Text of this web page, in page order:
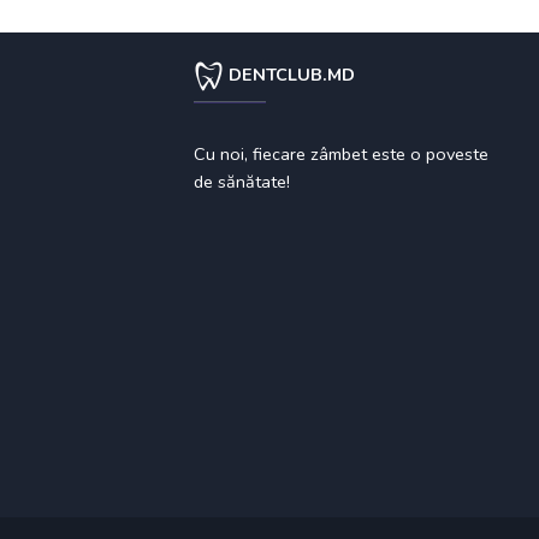
DENTCLUB.MD
Cu noi, fiecare zâmbet este o poveste
de sănătate!